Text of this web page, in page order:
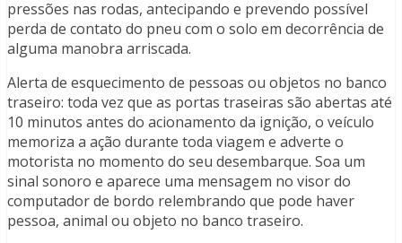
pressões nas rodas, antecipando e prevendo possível
perda de contato do pneu com o solo em decorrência de
alguma manobra arriscada.
Alerta de esquecimento de pessoas ou objetos no banco
traseiro: toda vez que as portas traseiras são abertas até
10 minutos antes do acionamento da ignição, o veículo
memoriza a ação durante toda viagem e adverte o
motorista no momento do seu desembarque. Soa um
sinal sonoro e aparece uma mensagem no visor do
computador de bordo relembrando que pode haver
pessoa, animal ou objeto no banco traseiro.